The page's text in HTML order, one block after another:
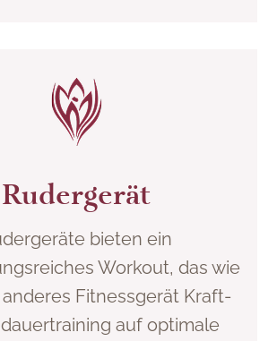
Rudergerät
bieten ein
Workout, das wie
Fitnessgerät Kraft-
auf optimale